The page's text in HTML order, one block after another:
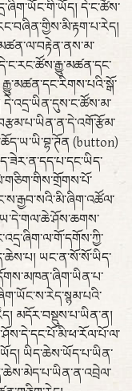
དེ་ང་ཚོས་
(button)
ཡང་ན་སོ་སོ་ཡིད་
མདོར་བསྡུས་པ་ཡིན་ན།
ཡིད་ཆེས་ཡོད་པ་ཡིན་